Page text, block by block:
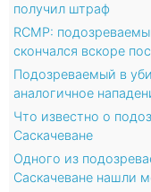
получил штраф
RCMP:
скончался вскоре
Подозреваемый в
аналогичное
Что известно о
Саскачеване
Одного из
Саскачеване нашли